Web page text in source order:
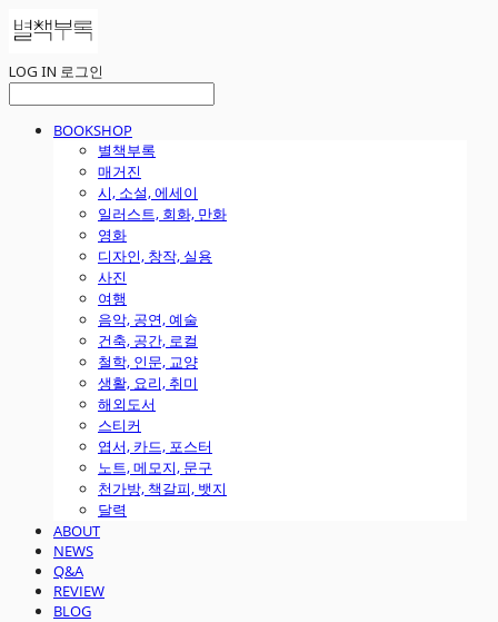
LOG IN 로그인
BOOKSHOP
별책부록
매거진
시, 소설, 에세이
일러스트, 회화, 만화
영화
디자인, 창작, 실용
사진
여행
음악, 공연, 예술
건축, 공간, 로컬
철학, 인문, 교양
생활, 요리, 취미
해외도서
스티커
엽서, 카드, 포스터
노트, 메모지, 문구
천가방, 책갈피, 뱃지
달력
ABOUT
NEWS
Q&A
REVIEW
BLOG